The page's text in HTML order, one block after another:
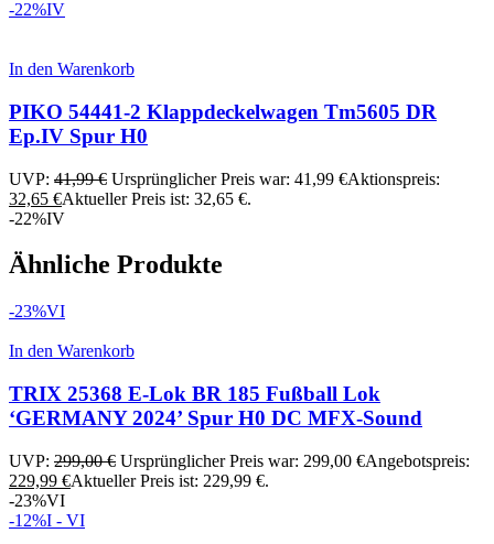
-22%IV
In den Warenkorb
PIKO 54441-2 Klappdeckelwagen Tm5605 DR
Ep.IV Spur H0
UVP: 41,99€ Ursprünglicher Preis war: 41,99 €Aktionspreis:
32,65 €Aktueller Preis ist: 32,65 €.
-22%IV
Ähnliche Produkte
-23%VI
In den Warenkorb
TRIX 25368 E-Lok BR 185 Fußball Lok
‘GERMANY 2024’ Spur H0 DC MFX-Sound
UVP: 299,00€ Ursprünglicher Preis war: 299,00 €Angebotspreis:
229,99 €Aktueller Preis ist: 229,99 €.
-23%VI
-12%I - VI